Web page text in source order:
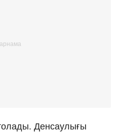
Денсаулығы